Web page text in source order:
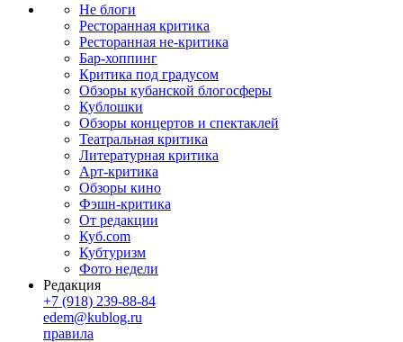
Не блоги
Ресторанная критика
Ресторанная не-критика
Бар-хоппинг
Критика под градусом
Обзоры кубанской блогосферы
Кублошки
Обзоры концертов и спектаклей
Театральная критика
Литературная критика
Арт-критика
Обзоры кино
Фэшн-критика
От редакции
Куб.com
Кубтуризм
Фото недели
Редакция
+7 (918) 239-88-84
edem@kublog.ru
правила